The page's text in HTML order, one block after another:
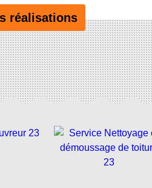
réalisations